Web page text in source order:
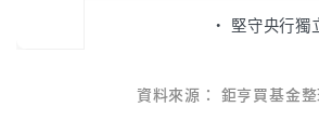
• 堅守央行獨
資料來源： 鉅亨買基金整